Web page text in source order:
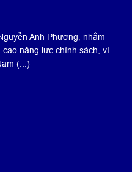
Anh Phương
nhằm
năng lực chính sách, vì
(...)